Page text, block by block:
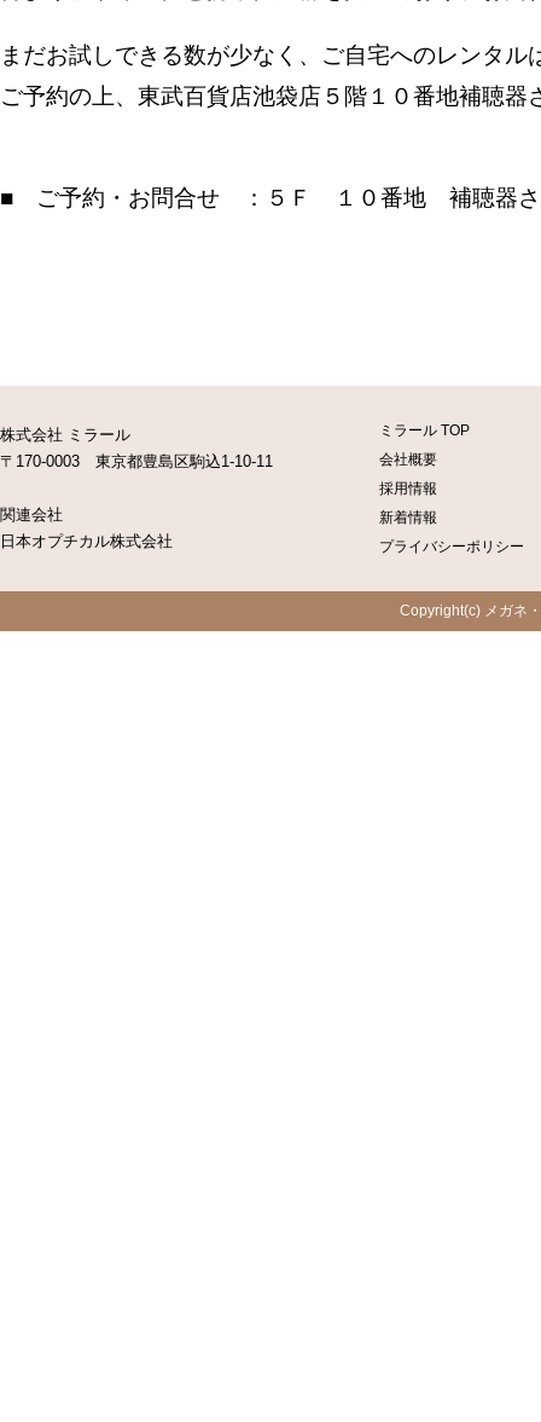
まだお試しできる数が少なく、ご自宅へのレンタ
ご予約の上、東武百貨店池袋店５階１０番地補聴器
■ ご予約・お問合せ ：５Ｆ １０番地 補聴器さ
株式会社 ミラール
〒170-0003 東京都豊島区駒込1-10-11
関連会社
日本オプチカル株式会社
ミラール TOP
会社概要
採用情報
新着情報
プライバシーポリシー
Copyright(c) メガネ